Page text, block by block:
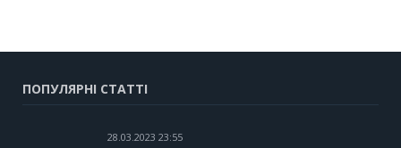
ПОПУЛЯРНІ СТАТТІ
28.03.2023 23:55